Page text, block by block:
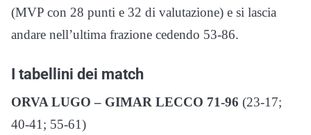
(MVP con 28 punti e 32 di valutazione) e si lascia
andare nell’ultima frazione cedendo 53-86.
I tabellini dei match
ORVA LUGO – GIMAR LECCO 71-96 (23-17;
40-41; 55-61)